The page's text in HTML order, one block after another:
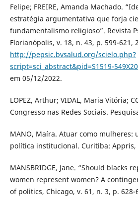
Felipe; FREIRE, Amanda Machado.
estratégia argumentativa que forja
fundamentalismo religioso”. Revista
Florianópolis, v. 18, n. 43, p. 599-621,
http://pepsic.bvsalud.org/scielo.php?
script=sci_abstract&pid=S1519-
em 05/12/2022.
LOPEZ, Arthur; VIDAL, Maria Vitória;
Congresso nas Redes Sociais.
MANO, Maíra. Atuar como mulheres:
política institucional. Curitiba: Appris,
MANSBRIDGE, Jane. “Should blacks
women represent women? A
of politics, Chicago, v. 61, n. 3, p. 628-